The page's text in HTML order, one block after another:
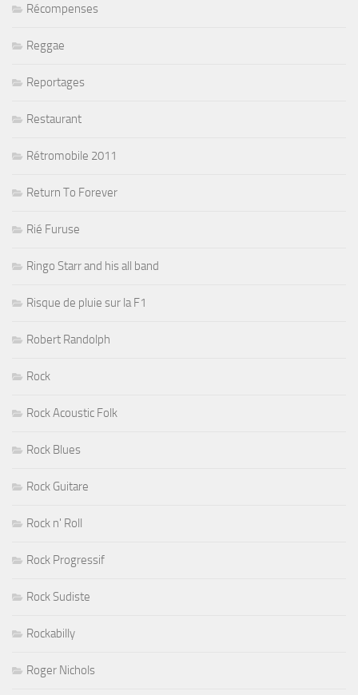
Récompenses
Reggae
Reportages
Restaurant
Rétromobile 2011
Return To Forever
Rié Furuse
Ringo Starr and his all band
Risque de pluie sur la F1
Robert Randolph
Rock
Rock Acoustic Folk
Rock Blues
Rock Guitare
Rock n' Roll
Rock Progressif
Rock Sudiste
Rockabilly
Roger Nichols